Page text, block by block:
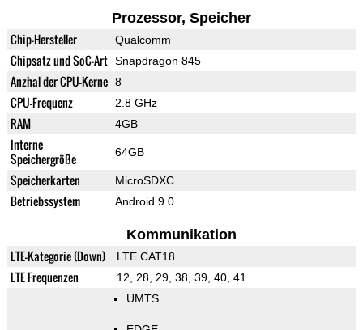
Prozessor, Speicher
Chip-Hersteller Qualcomm
Chipsatz und SoC-Art Snapdragon 845
Anzhal der CPU-Kerne 8
CPU-Frequenz 2.8 GHz
RAM 4GB
Interne
Speichergröße
64GB
Speicherkarten MicroSDXC
Betriebssystem Android 9.0
Kommunikation
LTE-Kategorie (Down) LTE CAT18
LTE Frequenzen
12, 28, 29, 38, 39, 40, 41
UMTS